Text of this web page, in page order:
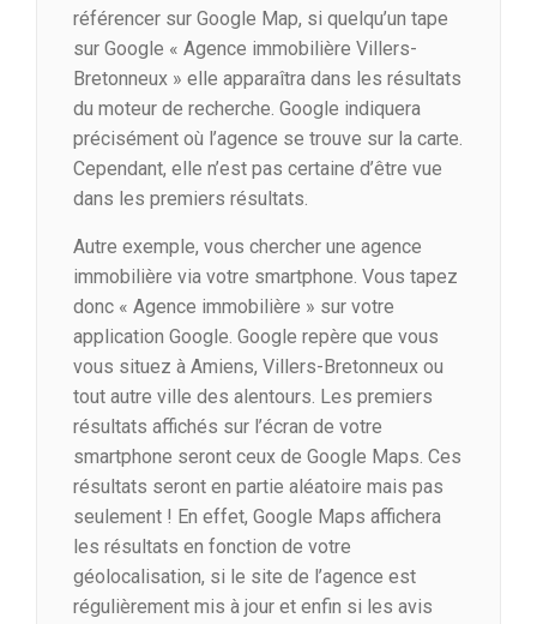
référencer sur Google Map, si quelqu’un tape
sur Google « Agence immobilière Villers-
Bretonneux » elle apparaîtra dans les résultats
du moteur de recherche. Google indiquera
précisément où l’agence se trouve sur la carte.
Cependant, elle n’est pas certaine d’être vue
dans les premiers résultats.
Autre exemple, vous chercher une agence
immobilière via votre smartphone. Vous tapez
donc « Agence immobilière » sur votre
application Google. Google repère que vous
vous situez à Amiens, Villers-Bretonneux ou
tout autre ville des alentours. Les premiers
résultats affichés sur l’écran de votre
smartphone seront ceux de Google Maps. Ces
résultats seront en partie aléatoire mais pas
seulement ! En effet, Google Maps affichera
les résultats en fonction de votre
géolocalisation, si le site de l’agence est
régulièrement mis à jour et enfin si les avis